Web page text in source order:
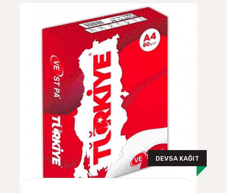
DEVSA KAĞIT